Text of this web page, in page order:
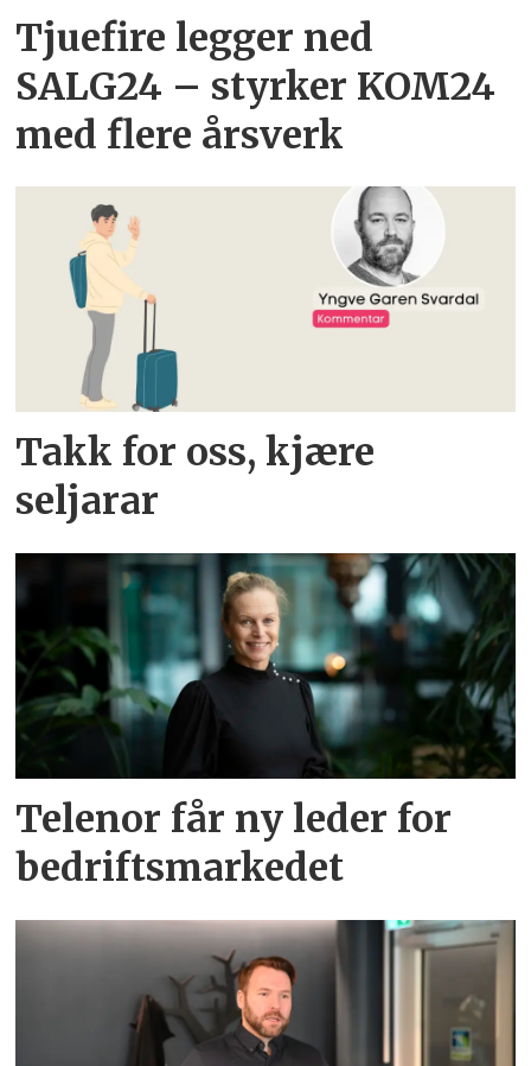
Tjuefire legger ned
SALG24 – styrker KOM24
med flere årsverk
Takk for oss, kjære
seljarar
Telenor får ny leder for
bedriftsmarkedet